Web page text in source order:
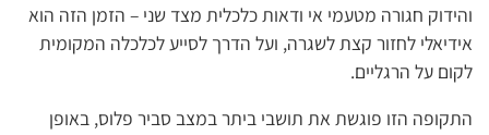
והידוק חגורה מטעמי אי ודאות כלכלית מצד שני – הזמן הזה הוא
אידיאלי לחזור קצת לשגרה, ועל הדרך לסייע לכלכלה המקומית
לקום על הרגליים.
התקופה הזו פוגשת את תושבי ביתר במצב סביר פלוס, באופן